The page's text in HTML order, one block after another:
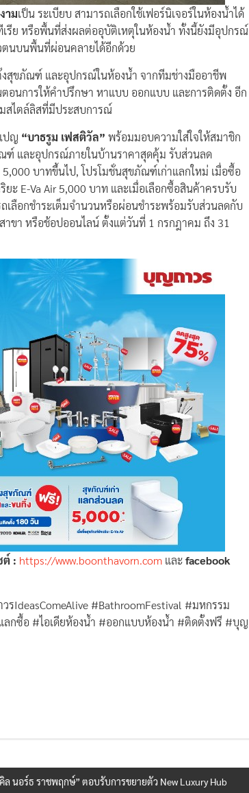
ามเป็น ระเบียบ สามารถเลือกใช้เฟอร์นิเจอร์ในห้องน้ำได้
รีย หรือพื้นที่ส่งผลต่ออุบัติเหตุในห้องน้ำ ทั้งนี้ยังมีอุปกรณ์
ตนบนพื้นที่ผ่อนคลายได้อีกด้วย
สุขภัณฑ์ และอุปกรณ์ในห้องน้ำ จากทีมช่างมืออาชีพ
นการให้คำปรึกษา หาแบบ ออกแบบ และการติดตั้ง อีก
มสไตล์ลิสที่มีประสบการณ์
ปญ “บาธรูม เฟสติวัล” พร้อมมอบความใส่ใจให้สมาชิก
และอุปกรณ์ภายในบ้านราคาสุดคุ้ม รับส่วนลด
บาทขึ้นไป, โปรโมชั่นสุขภัณฑ์เก่าแลกใหม่ เมื่อซื้อ
E-Va Air 5,000 บาท และเมื่อเลือกซื้อสินค้าครบรับ
ลือกชำระเต็มจำนวนหรือผ่อนชำระพร้อมรับส่วนลดกับ
ขา หรือช้อปออนไลน์ ตั้งแต่วันที่ 1 กรกฎาคม ถึง 31
ต์ : https://www.boonthavorn.com และfacebook
#BathroomFestival #มหกรรม
ซื้อ #ไอเดียห้องน้ำ #ออกแบบห้องน้ำ #ติดตั้งฟรี #บุญ
นอร์ธ ราชพฤกษ์” ตอบรับการขยายตัว New Luxury Hub